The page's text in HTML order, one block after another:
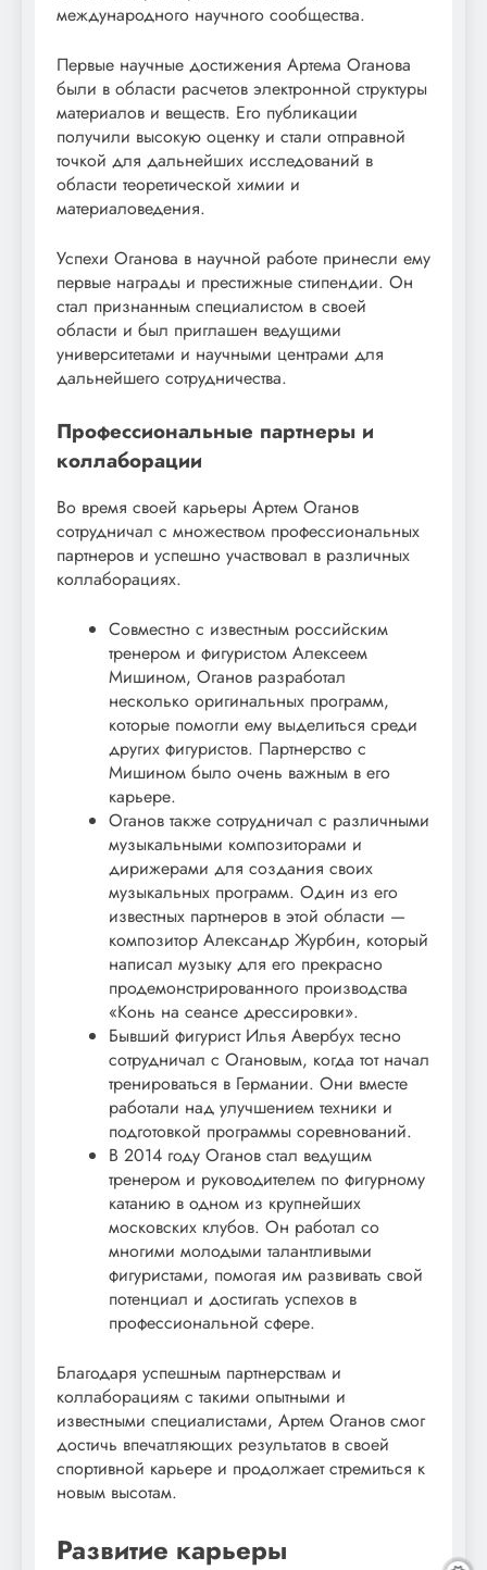
международного научного сообщества.
Первые научные достижения Артема Оганова
были в области расчетов электронной структуры
материалов и веществ. Его публикации
получили высокую оценку и стали отправной
точкой для дальнейших исследований в
области теоретической химии и
материаловедения.
Успехи Оганова в научной работе принесли ему
первые награды и престижные стипендии. Он
стал признанным специалистом в своей
области и был приглашен ведущими
университетами и научными центрами для
дальнейшего сотрудничества.
Профессиональные партнеры и
коллаборации
Во время своей карьеры Артем Оганов
сотрудничал с множеством профессиональных
партнеров и успешно участвовал в различных
коллаборациях.
Совместно с известным российским
тренером и фигуристом Алексеем
Мишином, Оганов разработал
несколько оригинальных программ,
которые помогли ему выделиться среди
других фигуристов. Партнерство с
Мишином было очень важным в его
карьере.
Оганов также сотрудничал с различными
музыкальными композиторами и
дирижерами для создания своих
музыкальных программ. Один из его
известных партнеров в этой области —
композитор Александр Журбин, который
написал музыку для его прекрасно
продемонстрированного производства
«Конь на сеансе дрессировки».
Бывший фигурист Илья Авербух тесно
сотрудничал с Огановым, когда тот начал
тренироваться в Германии. Они вместе
работали над улучшением техники и
подготовкой программы соревнований.
В 2014 году Оганов стал ведущим
тренером и руководителем по фигурному
катанию в одном из крупнейших
московских клубов. Он работал со
многими молодыми талантливыми
фигуристами, помогая им развивать свой
потенциал и достигать успехов в
профессиональной сфере.
Благодаря успешным партнерствам и
коллаборациям с такими опытными и
известными специалистами, Артем Оганов смог
достичь впечатляющих результатов в своей
спортивной карьере и продолжает стремиться к
новым высотам.
Развитие карьеры